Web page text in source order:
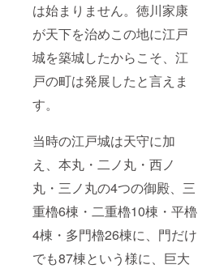
は始まりません。徳川家康
が天下を治めこの地に江戸
城を築城したからこそ、江
戸の町は発展したと言えま
す。
当時の江戸城は天守に加
え、本丸・二ノ丸・西ノ
丸・三ノ丸の4つの御殿、三
重櫓6棟・二重櫓10棟・平櫓
4棟・多門櫓26棟に、門だけ
でも87棟という様に、巨大